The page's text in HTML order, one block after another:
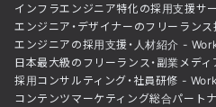
インフラエンジニア特化の採用支援サ
エンジニア・デザイナーのフリーラン
エンジニアの採用支援・人材紹介 -
日本最大級のフリーランス・副業メデ
採用コンサルティング・社員研修 -
コンテンツマーケティング総合パート